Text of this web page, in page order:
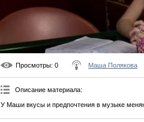
Просмотры: 0 Маша Полякова
Описание материала:
У Маши вкусы и предпочтения в музыке